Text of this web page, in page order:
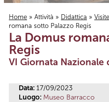
Tu sei qui
Home » Attività » Didattica »
romana sotto Palazzo Regis
La Domus
Regis
VI Giornata Nazionale
Data: 17/09/2023
Luogo: Museo Barracco